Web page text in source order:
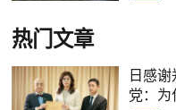
热门文章
日感
党：为